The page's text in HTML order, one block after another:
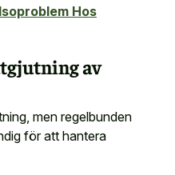
Hos
av
men regelbunden
för att hantera